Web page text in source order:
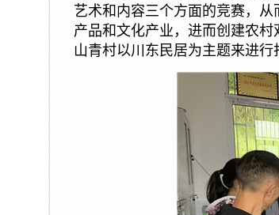
艺术和内容三个方面的竞赛，
产品和文化产业，进而创建农
山青村以川东民居为主题来进行